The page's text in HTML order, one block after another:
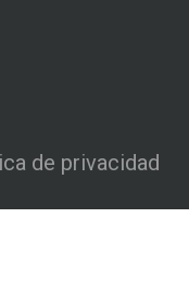
de privacidad